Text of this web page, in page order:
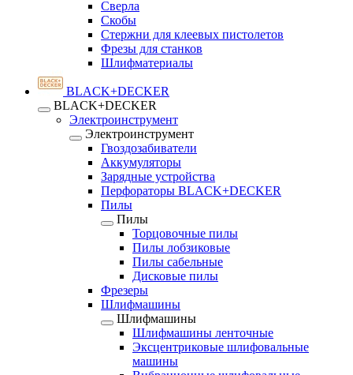
Сверла
Скобы
Стержни для клеевых пистолетов
Фрезы для станков
Шлифматериалы
BLACK+DECKER
BLACK+DECKER
Электроинструмент
Электроинструмент
Гвоздозабиватели
Аккумуляторы
Зарядные устройства
Перфораторы BLACK+DECKER
Пилы
Пилы
Торцовочные пилы
Пилы лобзиковые
Пилы сабельные
Дисковые пилы
Фрезеры
Шлифмашины
Шлифмашины
Шлифмашины ленточные
Эксцентриковые шлифовальные
машины